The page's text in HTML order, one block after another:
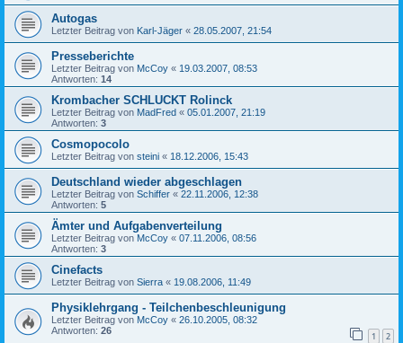
Autogas
Letzter Beitrag von Karl-Jäger « 28.05.2007, 21:54
Presseberichte
Letzter Beitrag von McCoy « 19.03.2007, 08:53
Antworten: 14
Krombacher SCHLUCKT Rolinck
Letzter Beitrag von MadFred « 05.01.2007, 21:19
Antworten: 3
Cosmopocolo
Letzter Beitrag von steini « 18.12.2006, 15:43
Deutschland wieder abgeschlagen
Letzter Beitrag von Schiffer « 22.11.2006, 12:38
Antworten: 5
Ämter und Aufgabenverteilung
Letzter Beitrag von McCoy « 07.11.2006, 08:56
Antworten: 3
Cinefacts
Letzter Beitrag von Sierra « 19.08.2006, 11:49
Physiklehrgang - Teilchenbeschleunigung
Letzter Beitrag von McCoy « 26.10.2005, 08:32
Antworten: 26 1 2